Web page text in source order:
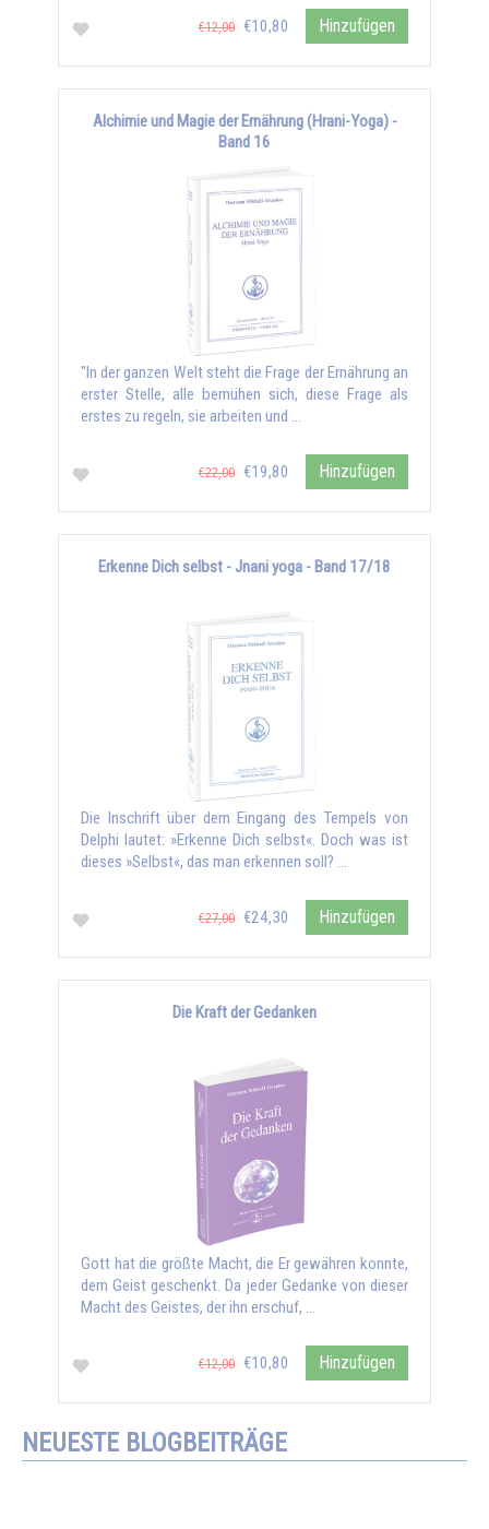
€12,00 €10,80 Hinzufügen
Alchimie und Magie der Ernährung (Hrani-Yoga) -
Band 16
"In der ganzen Welt steht die Frage der Ernährung an
erster Stelle, alle bemühen sich, diese Frage als
erstes zu regeln, sie arbeiten und …
€22,00 €19,80 Hinzufügen
Erkenne Dich selbst - Jnani yoga - Band 17/18
Die Inschrift über dem Eingang des Tempels von
Delphi lautet: »Erkenne Dich selbst«. Doch was ist
dieses »Selbst«, das man erkennen soll? …
€27,00 €24,30 Hinzufügen
Die Kraft der Gedanken
Gott hat die größte Macht, die Er gewähren konnte,
dem Geist geschenkt. Da jeder Gedanke von dieser
Macht des Geistes, der ihn erschuf, …
€12,00 €10,80 Hinzufügen
NEUESTE BLOGBEITRÄGE